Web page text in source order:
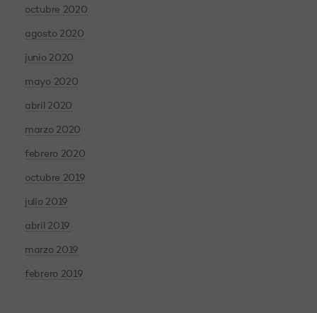
octubre 2020
agosto 2020
junio 2020
mayo 2020
abril 2020
marzo 2020
febrero 2020
octubre 2019
julio 2019
abril 2019
marzo 2019
febrero 2019